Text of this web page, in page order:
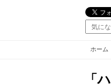
ホーム
「